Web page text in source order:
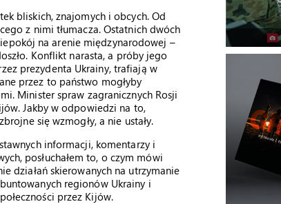
bliskich, znajomych i obcych. Od
z nimi tłumacza. Ostatnich dwóch
na arenie międzynarodowej –
Konflikt narasta, a próby jego
prezydenta Ukrainy, trafiają w
przez to państwo mogłyby
Minister spraw zagranicznych Rosji
Jakby w odpowiedzi na to,
się wzmogły, a nie ustały.
informacji, komentarzy i
posłuchałem to, o czym mówi
działań skierowanych na utrzymanie
regionów Ukrainy i
przez Kijów.